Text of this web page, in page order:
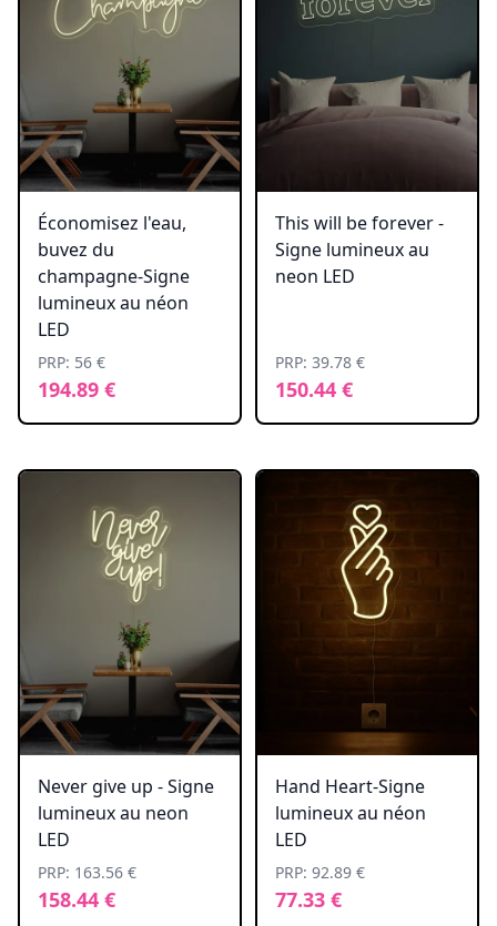
Économisez l'eau,
buvez du
champagne-Signe
lumineux au néon
LED
PRP: 56 €
194.89 €
This will be forever -
Signe lumineux au
neon LED
PRP: 39.78 €
150.44 €
Never give up - Signe
lumineux au neon
LED
PRP: 163.56 €
158.44 €
Hand Heart-Signe
lumineux au néon
LED
PRP: 92.89 €
77.33 €